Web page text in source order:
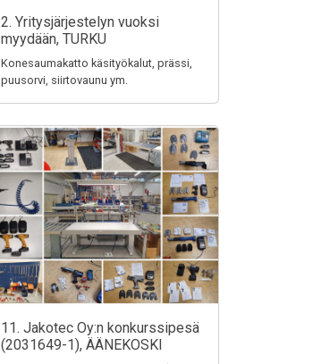
2. Yritysjärjestelyn vuoksi
myydään, TURKU
Konesaumakatto käsityökalut, prässi,
puusorvi, siirtovaunu ym.
11. Jakotec Oy:n konkurssipesä
(2031649-1), ÄÄNEKOSKI